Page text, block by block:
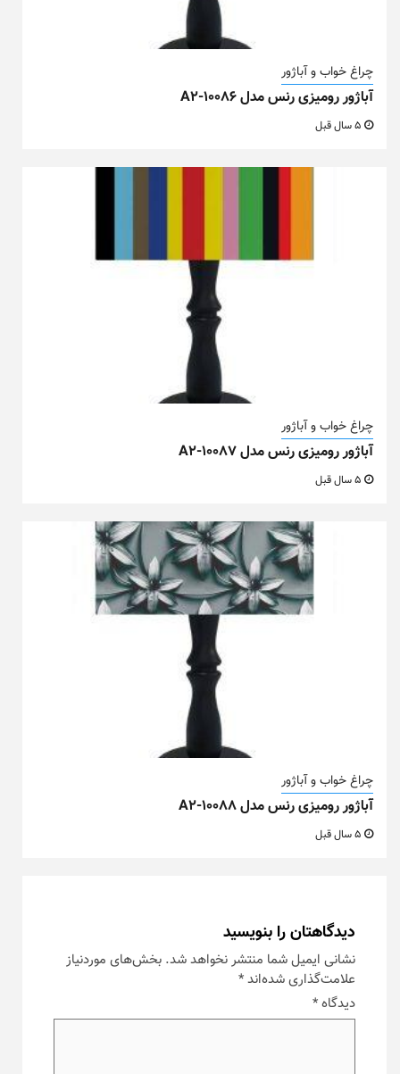
چراغ خواب و آباژور
آباژور رومیزی رنس مدل A2-10086
چراغ خواب و آباژور
آباژور رومیزی رنس مدل A2-10087
چراغ خواب و آباژور
آباژور رومیزی رنس مدل A2-10088
دیدگاهتان را بنویسید
نشانی ایمیل شما منتشر نخواهد شد. بخش‌های موردنیاز
علامت‌گذاری شده‌اند*
دیدگاه*